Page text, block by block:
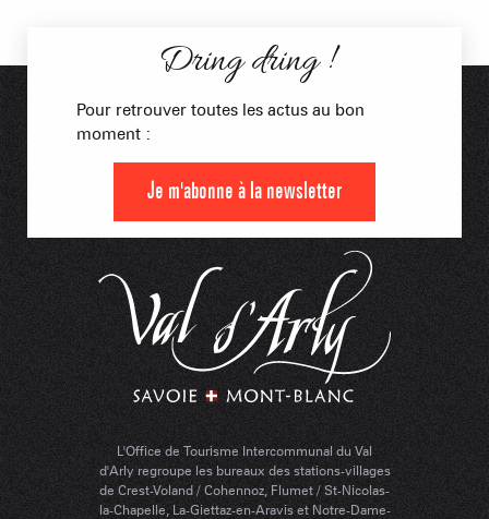
L'Office de Tourisme Intercommunal du Val
d'Arly regroupe les bureaux des stations-villages
de Crest-Voland / Cohennoz, Flumet / St-Nicolas-
la-Chapelle, La-Giettaz-en-Aravis et Notre-Dame-
Dring dring !
Pour retrouver toutes les actus au bon
moment :
Je m'abonne à la newsletter